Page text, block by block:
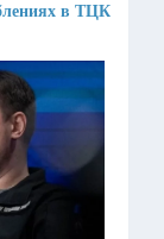
в ТЦК